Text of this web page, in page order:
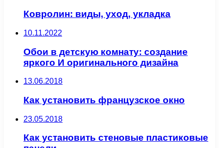
Ковролин: виды, уход, укладка
10.11.2022
Обои в детскую комнату: создание
яркого И оригинального дизайна
13.06.2018
Как установить французское окно
23.05.2018
Как установить стеновые пластиковые